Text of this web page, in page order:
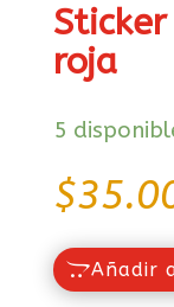
roja
5
$
Añadir